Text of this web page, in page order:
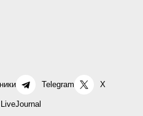
Telegram X
LiveJournal